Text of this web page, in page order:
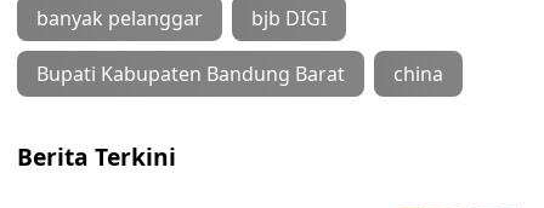
banyak pelanggar bjb DIGI
Bupati Kabupaten Bandung Barat china
Berita Terkini